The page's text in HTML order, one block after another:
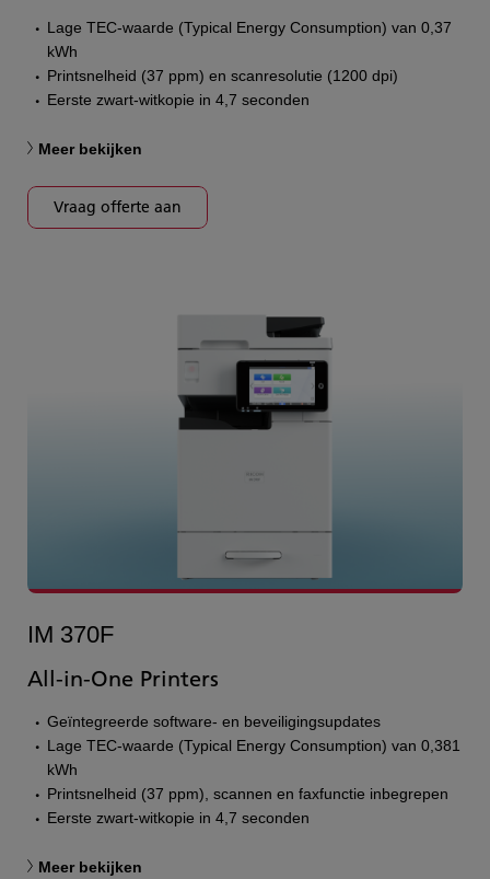
Lage TEC-waarde (Typical Energy Consumption) van 0,37
kWh
Printsnelheid (37 ppm) en scanresolutie (1200 dpi)
Eerste zwart-witkopie in 4,7 seconden
Meer bekijken
Vraag offerte aan
IM 370F
All-in-One Printers
Geïntegreerde software- en beveiligingsupdates
Lage TEC-waarde (Typical Energy Consumption) van 0,381
kWh
Printsnelheid (37 ppm), scannen en faxfunctie inbegrepen
Eerste zwart-witkopie in 4,7 seconden
Meer bekijken